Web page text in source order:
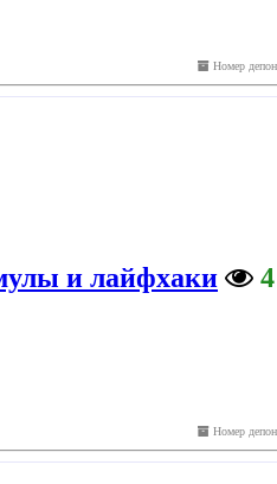
Номер
и лайфхаки 4
Номер